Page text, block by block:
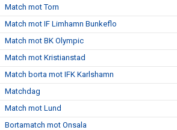
Match mot Torn
Match mot IF Limhamn Bunkeflo
Match mot BK Olympic
Match mot Kristianstad
Match borta mot IFK Karlshamn
Matchdag
Match mot Lund
Bortamatch mot Onsala